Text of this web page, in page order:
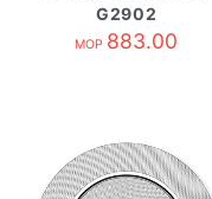
G2902
MOP 883.00